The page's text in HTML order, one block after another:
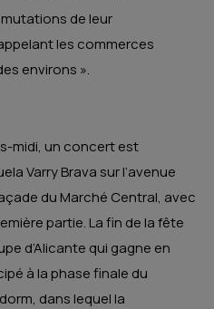
de leur
les commerces
environs ».
midi, un concert est
Varry Brava sur l’avenue
du Marché Central, avec
partie. La fin de la fête
d’Alicante qui gagne en
à la phase finale du
dans lequel la